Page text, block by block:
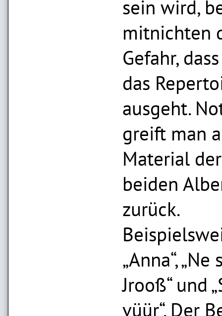
sein wird,
mitnichten
Gefahr,
das
ausgeht.
greift man
Material
beiden
zurück.
„Anna“,
Jrooß“ und
vüür“. Der